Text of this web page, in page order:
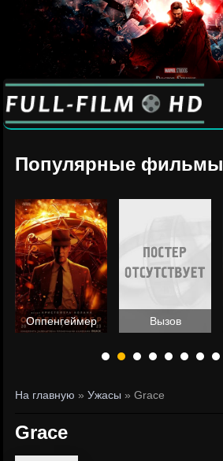
Популярные фильмы
Оппенгеймер Вызов
На главную »Ужасы » Grace
Grace